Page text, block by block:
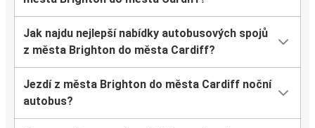
Jak najdu nejlepší nabídky autobusových spojů
z města Brighton do města Cardiff?
Jezdí z města Brighton do města Cardiff noční
autobus?